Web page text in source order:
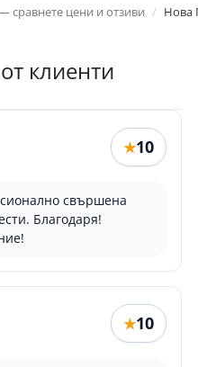
сравнете цени и отзиви Нова
клиенти
★10
свършена
Благодаря!
★10